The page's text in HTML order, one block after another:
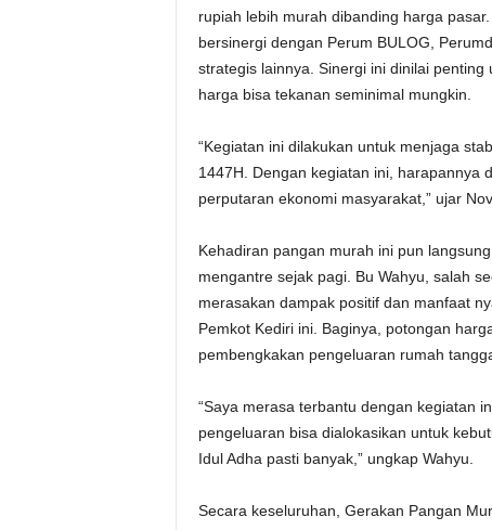
rupiah lebih murah dibanding harga
bersinergi dengan Perum BULOG,
strategis lainnya. Sinergi ini dinilai
harga bisa tekanan seminimal mungkin.
“Kegiatan ini dilakukan untuk menjaga
1447H. Dengan kegiatan ini, harapannya
perputaran ekonomi masyarakat,” ujar
Kehadiran pangan murah ini pun
mengantre sejak pagi. Bu Wahyu, salah
merasakan dampak positif dan manfaat
Pemkot Kediri ini. Baginya, potongan
pembengkakan pengeluaran rumah
“Saya merasa terbantu dengan kegiatan
pengeluaran bisa dialokasikan untuk
Idul Adha pasti banyak,” ungkap Wahyu.
Secara keseluruhan, Gerakan Pangan